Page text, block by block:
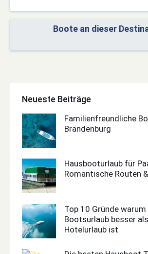
Boote an dieser
Neueste Beiträge
Familienfreundliche
Brandenburg
Hausbooturlaub für
Romantische Routen
Top 10 Gründe warum
Bootsurlaub besser
Hotelurlaub ist